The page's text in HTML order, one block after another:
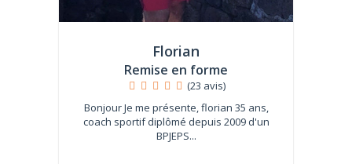
Florian
Remise en forme
(23 avis)
Bonjour Je me présente, florian 35 ans,
coach sportif diplômé depuis 2009 d'un
BPJEPS...